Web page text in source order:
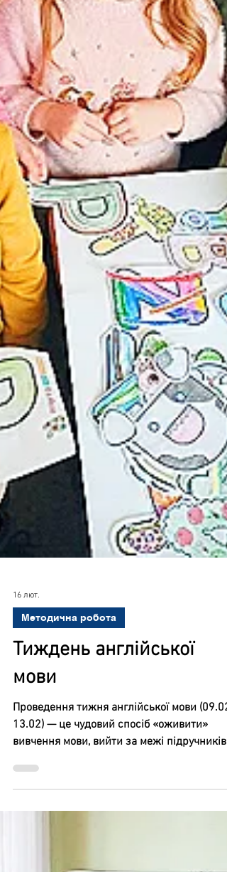
16 лют.
Методична робота
Тиждень англійської
мови